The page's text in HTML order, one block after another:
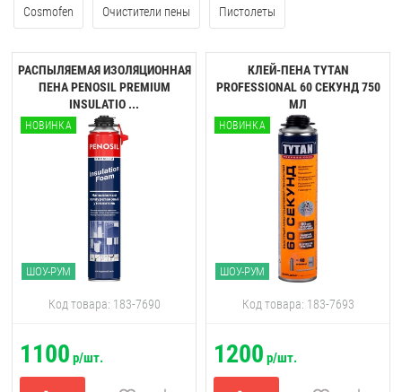
Cosmofen Очистители пены Пистолеты
РАСПЫЛЯЕМАЯ ИЗОЛЯЦИОННАЯ
ПЕНА PENOSIL PREMIUM
INSULATIO ...
НОВИНКА
ШОУ-РУМ
Код товара: 183-7690
1100 р/шт.
КЛЕЙ-ПЕНА TYTAN
PROFESSIONAL 60 CЕКУНД 750
МЛ
НОВИНКА
ШОУ-РУМ
Код товара: 183-7693
1200 р/шт.